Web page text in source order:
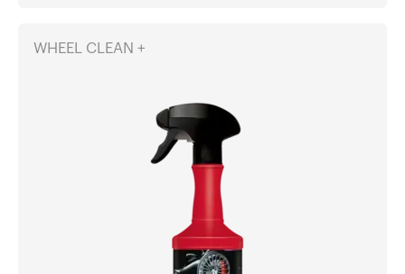
WHEEL CLEAN +